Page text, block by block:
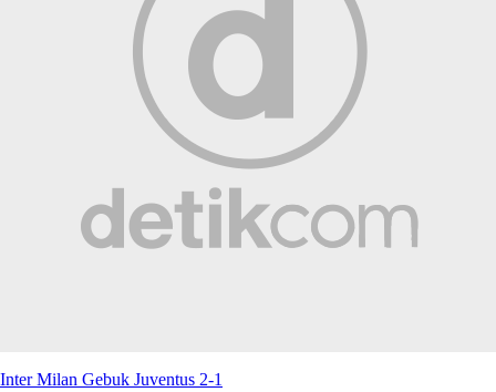
Inter Milan Gebuk Juventus 2-1